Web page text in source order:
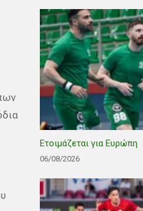
Ετοιμάζεται για Ευρώπη
06/08/2026